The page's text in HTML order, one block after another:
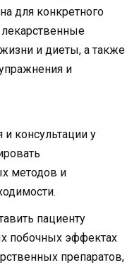
для конкретного
и диеты, а также
и
консультации у
методов и
пациенту
побочных эффектах
препаратов,